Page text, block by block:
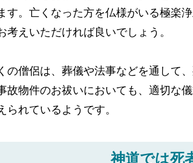
す。亡くなった方を仏様がいる極楽
考えいただければ良いでしょう。
の僧侶は、葬儀や法事などを通して
故物件のお祓いにおいても、適切な
られているようです。
神道では死